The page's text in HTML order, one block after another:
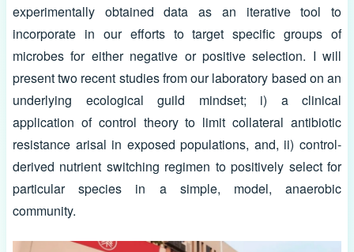
experimentally obtained data as an iterative tool to
incorporate in our efforts to target specific groups of
microbes for either negative or positive selection. I will
present two recent studies from our laboratory based on an
underlying ecological guild mindset; i) a clinical
application of control theory to limit collateral antibiotic
resistance arisal in exposed populations, and, ii) control-
derived nutrient switching regimen to positively select for
particular species in a simple, model, anaerobic
community.